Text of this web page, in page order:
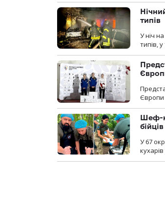
типів
У ніч
типів,
Європи
Шеф-
бійців
У 67